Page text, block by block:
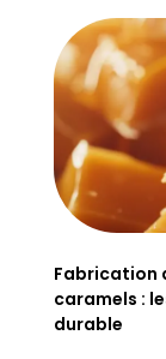
Fabrication
caramels :
durable